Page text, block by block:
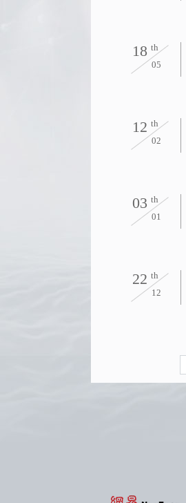
05
18 th
02
12 th
01
03 th
12
22 th